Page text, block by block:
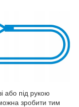
під рукою
зробити тим